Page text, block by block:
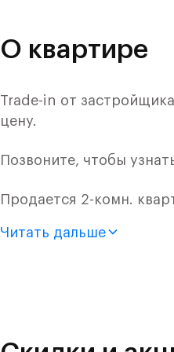
О квартире
Trade-in от
цену.
Позвоните, чтобы
Продается 2-комн.
Читать дальше